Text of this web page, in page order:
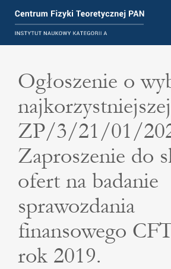
Ogłoszenie o
ZP/3/21/01/
Zaproszenie do
ofert na badanie
sprawozdania
finansowego
rok 2019.